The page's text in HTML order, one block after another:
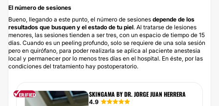
El número de sesiones
Bueno, llegando a este punto, el número de sesiones depende de los
resultados que busquen y el estado de tu piel. Al tratarse de lesiones
menores, las sesiones tienden a ser tres, con un espacio de tiempo de 15
días. Cuando es un peeling profundo, solo se requiere de una sola sesión
pero en quirófano, para poder realizarla se aplica al paciente anestesia
local y permanecer por lo menos tres días en el hospital. En éste, por las
condiciones del tratamiento hay postoperatorio.
SKINGAMA BY DR. JORGE JUAN HERRERA
4.9